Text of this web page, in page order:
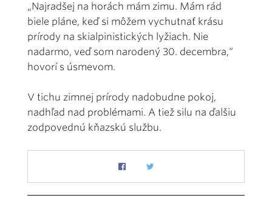
„Najradšej na horách mám zimu. Mám rád
biele pláne, keď si môžem vychutnať krásu
prírody na skialpinistických lyžiach. Nie
nadarmo, veď som narodený 30. decembra,“
hovorí s úsmevom.
V tichu zimnej prírody nadobudne pokoj,
nadhľad nad problémami. A tiež silu na ďalšiu
zodpovednú kňazskú službu.